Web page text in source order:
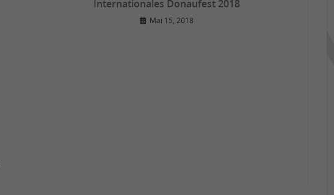
Internationales Donaufest 2018
Mai 15, 2018